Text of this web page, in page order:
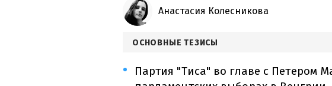
Анастасия Колесникова
ОСНОВНЫЕ ТЕЗИСЫ
Партия "Тиса" во главе с Петером